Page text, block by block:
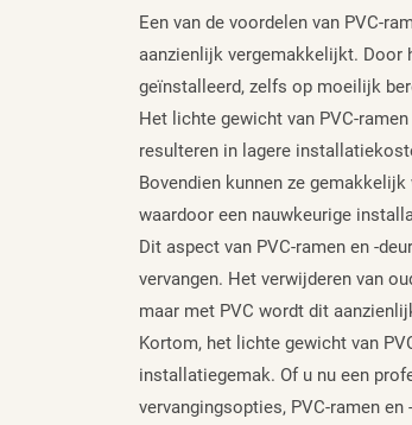
Een van de voordelen van PVC-
aanzienlijk vergemakkelijkt. Door
geïnstalleerd, zelfs op moeilijk
Het lichte gewicht van PVC-
resulteren in lagere
Bovendien kunnen ze
waardoor een nauwkeurige
Dit aspect van PVC-ramen en -
vervangen. Het verwijderen van
maar met PVC wordt dit
Kortom, het lichte gewicht van
installatiegemak. Of u nu een
vervangingsopties, PVC-ramen